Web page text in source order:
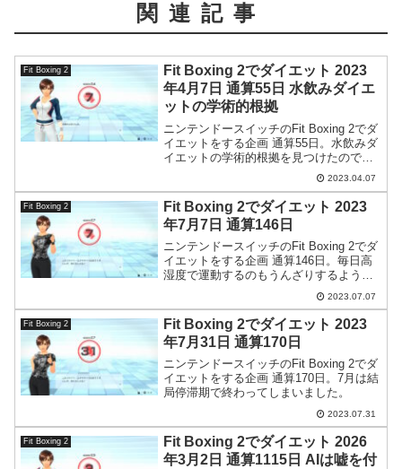
関連記事
Fit Boxing 2
Fit Boxing 2でダイエット 2023
年4月7日 通算55日 水飲みダイエ
ットの学術的根拠
ニンテンドースイッチのFit Boxing 2でダ
イエットをする企画 通算55日。水飲みダ
イエットの学術的根拠を見つけたので紹
介してみます。イギリスのバーミンガム
大学が2015年に発表した研究のようです
ね。
2023.04.07
Fit Boxing 2
Fit Boxing 2でダイエット 2023
年7月7日 通算146日
ニンテンドースイッチのFit Boxing 2でダ
イエットをする企画 通算146日。毎日高
湿度で運動するのもうんざりするような
気候ですが負けるわけには行きません。
2023.07.07
Fit Boxing 2
Fit Boxing 2でダイエット 2023
年7月31日 通算170日
ニンテンドースイッチのFit Boxing 2でダ
イエットをする企画 通算170日。7月は結
局停滞期で終わってしまいました。
2023.07.31
Fit Boxing 2
Fit Boxing 2でダイエット 2026
年3月2日 通算1115日 AIは嘘を付